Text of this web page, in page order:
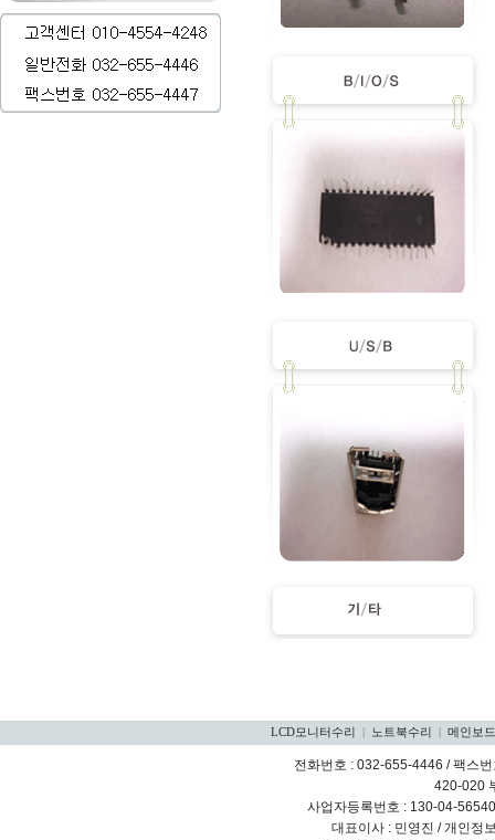
LCD모니터수리 | 노트북수리 | 메인보
전화번호 : 032-655-4446 / 팩스
420-020
사업자등록번호 : 130-04-
대표이사 : 민영진 / 개인정